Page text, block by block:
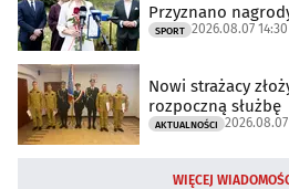
Przyznano
SPORT 2026.08.07 14:30
Nowi strażacy
rozpoczną służbę
AKTUALNOŚCI
WIĘCEJ